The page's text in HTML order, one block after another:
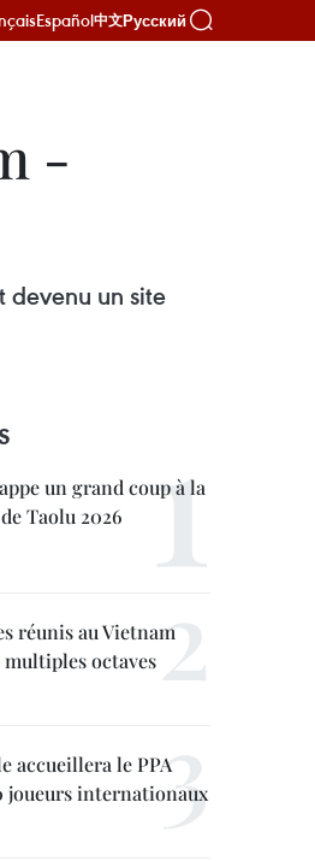
Español中文Русский
-
devenu un site
un grand coup à la
Taolu 2026
réunis au Vietnam
octaves
accueillera le PPA
joueurs internationaux